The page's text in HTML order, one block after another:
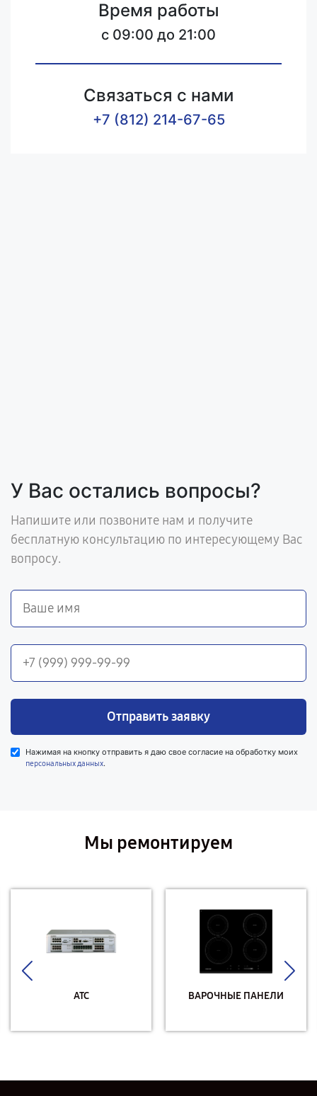
Время работы
c 09:00 до 21:00
Связаться с нами
+7 (812) 214-67-65
У Вас остались вопросы?
Напишите или позвоните нам и получите
бесплатную консультацию по интересующему Вас
вопросу.
Отправить заявку
Нажимая на кнопку отправить я даю свое согласие на обработку моих
персональных данных.
Мы ремонтируем
АТС ВАРОЧНЫЕ ПАНЕЛИ